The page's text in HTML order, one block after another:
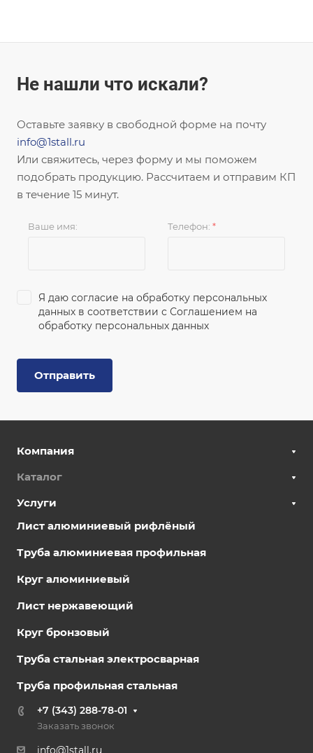
Не нашли что искали?
Оставьте заявку в свободной форме на почту
info@1stall.ru
Или свяжитесь, через форму и мы поможем
подобрать продукцию. Рассчитаем и отправим КП
в течение 15 минут.
Ваше имя: Телефон: *
Я даю согласие на обработку персональных
данных в соответствии с Соглашением на
обработку персональных данных
Отправить
Компания
Каталог
Услуги
Лист алюминиевый рифлёный
Труба алюминиевая профильная
Круг алюминиевый
Лист нержавеющий
Круг бронзовый
Труба стальная электросварная
Труба профильная стальная
+7 (343) 288-78-01
Заказать звонок
info@1stall.ru